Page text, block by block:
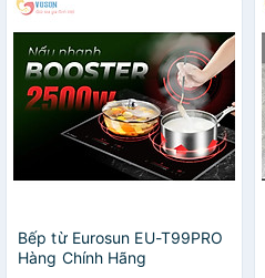
Bếp từ Eurosun EU-T99PRO
Hàng Chính Hãng